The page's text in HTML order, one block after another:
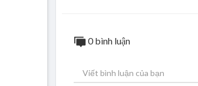
0 bình luận